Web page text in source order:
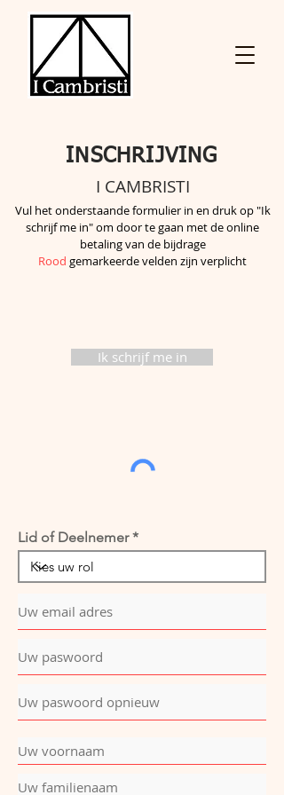
INSCHRIJVING
I CAMBRISTI
Vul het onderstaande formulier in en druk op "Ik
schrijf me in" om door te gaan met de online
betaling van de bijdrage
Rood gemarkeerde velden zijn verplicht
Ik schrijf me in
Lid of Deelnemer